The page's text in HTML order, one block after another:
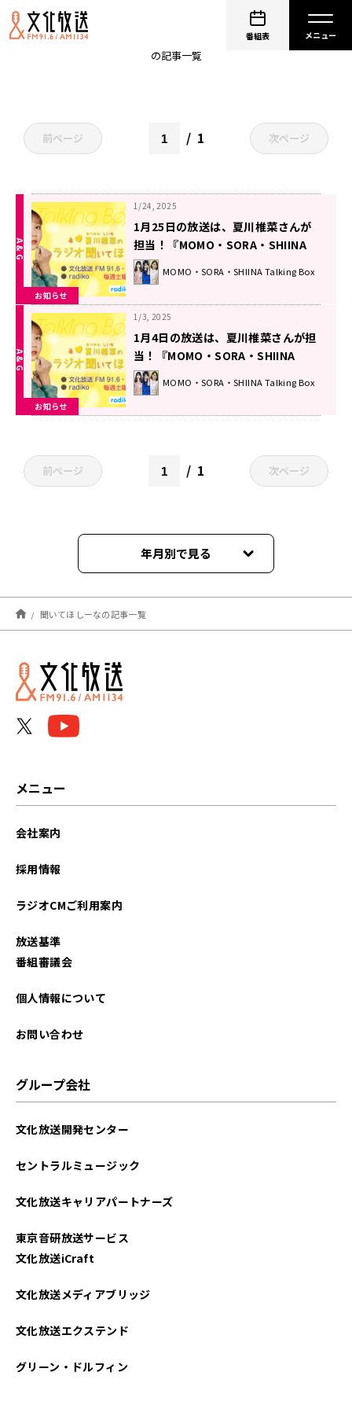
番組表
の記事一覧
前ページ 1 次ページ
お知らせ
1/24, 2025
1月25日の放送は、夏川椎菜さんが
担当！『MOMO・SORA・SHIINA
Talking Box』
MOMO・SORA・SHIINA Talking Box
お知らせ
1/3, 2025
1月4日の放送は、夏川椎菜さんが担
当！『MOMO・SORA・SHIINA
Talking Box』
MOMO・SORA・SHIINA Talking Box
前ページ 1 次ページ
年月別で見る
2026年07月
2026年06月
2026年05月
2025年08月
2025年05月
2024年12月
2024年11月
2024年10月
聞いてほしーなの記事一覧
メニュー
会社案内
採用情報
ラジオCMご利用案内
放送基準
番組審議会
個人情報について
お問い合わせ
グループ会社
文化放送開発センター
セントラルミュージック
文化放送キャリアパートナーズ
東京音研放送サービス
文化放送iCraft
文化放送メディアブリッジ
文化放送エクステンド
グリーン・ドルフィン